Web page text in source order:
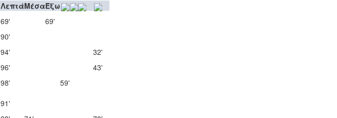
ΛεπτάΜέσαΈξω
69'
69'
90'
94'
32'
96'
43'
98'
59'
91'